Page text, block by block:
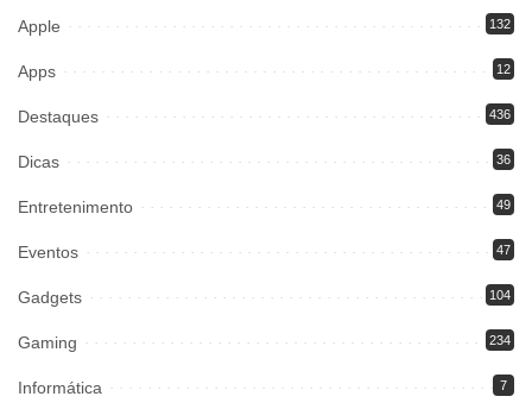
Apple 132
Apps 12
Destaques 436
Dicas 36
Entretenimento 49
Eventos 47
Gadgets 104
Gaming 234
Informática 7